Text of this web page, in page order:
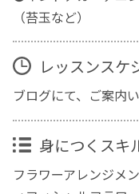
（苔玉など）
レッスンスケ
ブログにて、ご案内い
身につくスキ
フラワーアレンジメ